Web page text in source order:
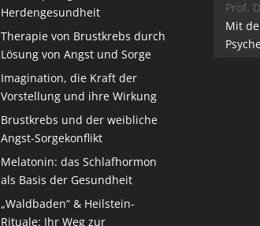
Herdengesundheit
Therapie von Brustkrebs durch
Lösung von Angst und Sorge
Imagination, die Kraft der
Vorstellung und ihre Wirkung
Brustkrebs und der weibliche
Angst-Sorgekonflikt
Melatonin: das Schlafhormon
als Basis der Gesundheit
„Waldbaden“ & Heilstein-
Rituale: Ihr Weg zur
Prof.
Mit